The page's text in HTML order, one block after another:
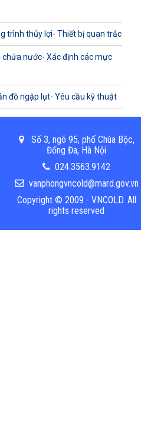
trình thủy lợi- Thiết bị quan trắc
chứa nước- Xác định các mực
đồ ngập lụt- Yêu cầu kỹ thuật
Số 3, ngõ 95, phố Chùa Bộc,
Đống Đa, Hà Nội
024.3563.9142
vanphongvncold@mard.gov.vn
Copyright © 2009 - VNCOLD. All
rights reserved